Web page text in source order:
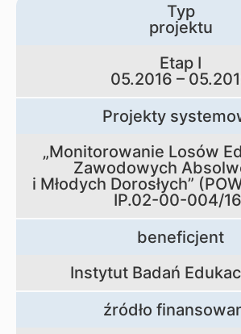
Typ
projektu
Etap I
05.2016 –
Projekty
„Monitorowanie Losów
Zawodowych
i Młodych Dorosłych”
IP.02-00-004/
beneficjent
Instytut Badań
źródło